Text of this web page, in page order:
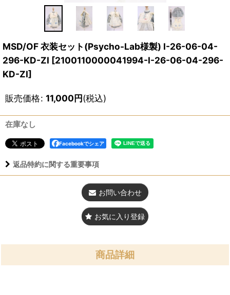
MSD/OF 衣装セット(Psycho-Lab様製) I-26-06-04-
296-KD-ZI [2100110000041994-I-26-06-04-296-
KD-ZI]
販売価格: 11,000円(税込)
在庫なし
Facebookでシェア
返品特約に関する重要事項
お問い合わせ
お気に入り登録
商品詳細